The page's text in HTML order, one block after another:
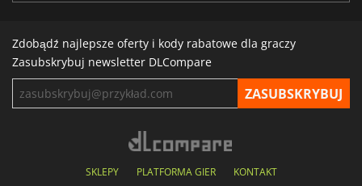
Zdobądź najlepsze oferty i kody rabatowe dla graczy
Zasubskrybuj newsletter DLCompare
SKLEPY PLATFORMA GIER KONTAKT